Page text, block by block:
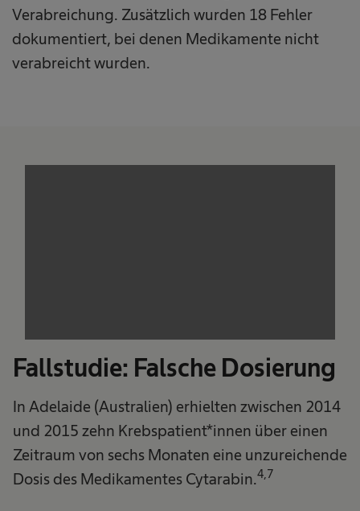
Verabreichung. Zusätzlich wurden 18 Fehler
dokumentiert, bei denen Medikamente nicht
verabreicht wurden.
Fallstudie: Falsche Dosierung
In Adelaide (Australien) erhielten zwischen 2014
und 2015 zehn Krebspatient*innen über einen
Zeitraum von sechs Monaten eine unzureichende
Dosis des Medikamentes Cytarabin.4,7